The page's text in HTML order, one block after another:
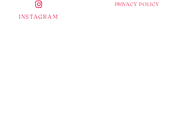
INSTAGRAM
PRIVACY POLICY